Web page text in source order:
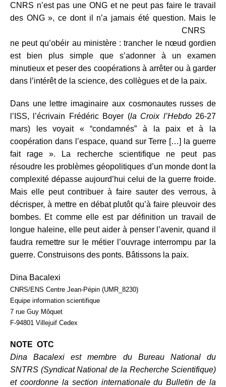
CNRS n’est pas une ONG et ne peut pas faire le travail
des ONG », ce dont il n’a jamais été question. Mais le
CNRS
ne peut qu’obéir au ministère : trancher le nœud gordien
est bien plus simple que s’adonner à un examen
minutieux et peser des coopérations à arrêter ou à garder
dans l’intérêt de la science, des collègues et de la paix.
Dans une lettre imaginaire aux cosmonautes russes de
l’ISS, l’écrivain Frédéric Boyer (la Croix l’Hebdo26-27
mars) les voyait « “condamnés” à la paix et à la
coopération dans l’espace, quand sur Terre […] la guerre
fait rage ». La recherche scientifique ne peut pas
résoudre les problèmes géopolitiques d’un monde dont la
complexité dépasse aujourd’hui celui de la guerre froide.
Mais elle peut contribuer à faire sauter des verrous, à
décrisper, à mettre en débat plutôt qu’à faire pleuvoir des
bombes. Et comme elle est par définition un travail de
longue haleine, elle peut aider à penser l’avenir, quand il
faudra remettre sur le métier l’ouvrage interrompu par la
guerre. Construisons des ponts. Bâtissons la paix.
Dina Bacalexi
CNRS/ENS Centre Jean-Pépin (UMR_8230)
Equipe information scientifique
7 rue Guy Môquet
F-94801 Villejuif Cedex
NOTE OTC
Dina Bacalexi est membre du Bureau National du
SNTRS (Syndicat National de la Recherche Scientifique)
et coordonne la section internationale du Bulletin de la